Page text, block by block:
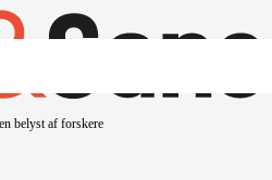
belyst af forskere